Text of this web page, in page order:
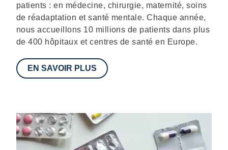
patients : en médecine, chirurgie, maternité, soins
de réadaptation et santé mentale. Chaque année,
nous accueillons 10 millions de patients dans plus
de 400 hôpitaux et centres de santé en Europe.
EN SAVOIR PLUS